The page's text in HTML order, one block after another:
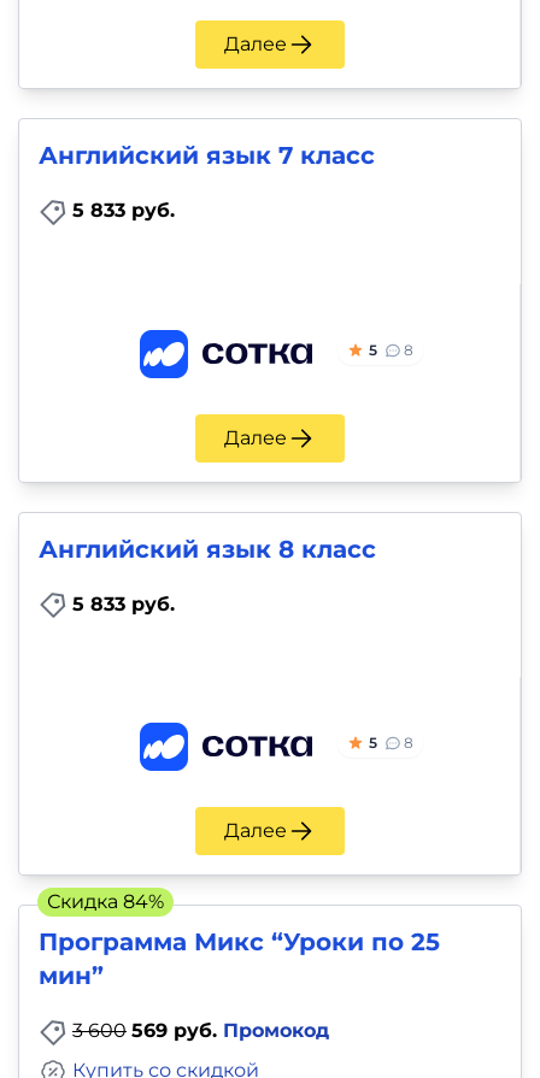
Далее
Английский язык 7 класс
5 833 руб.
5 8
Далее
Английский язык 8 класс
5 833 руб.
5 8
Далее
Программа Микс “Уроки по 25
мин”
3 600 569 руб. Промокод
Купить со скидкой
Скидка 84%